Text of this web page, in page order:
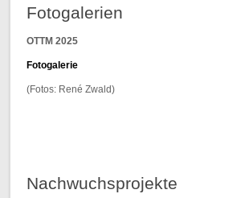
Fotogalerien
OTTM 2025
Fotogalerie
(Fotos: René Zwald)
Nachwuchsprojekte